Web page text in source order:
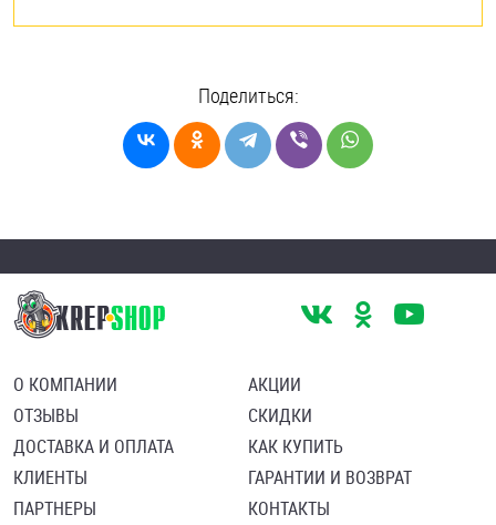
Поделиться:
О КОМПАНИИ
ОТЗЫВЫ
ДОСТАВКА И ОПЛАТА
КЛИЕНТЫ
ПАРТНЕРЫ
АКЦИИ
СКИДКИ
КАК КУПИТЬ
ГАРАНТИИ И ВОЗВРАТ
КОНТАКТЫ